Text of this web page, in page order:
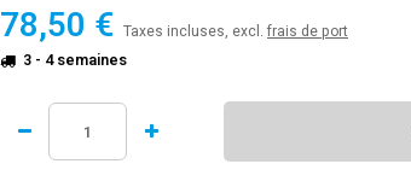
78,50 € Taxes incluses, excl. frais de port
3 - 4 semaines